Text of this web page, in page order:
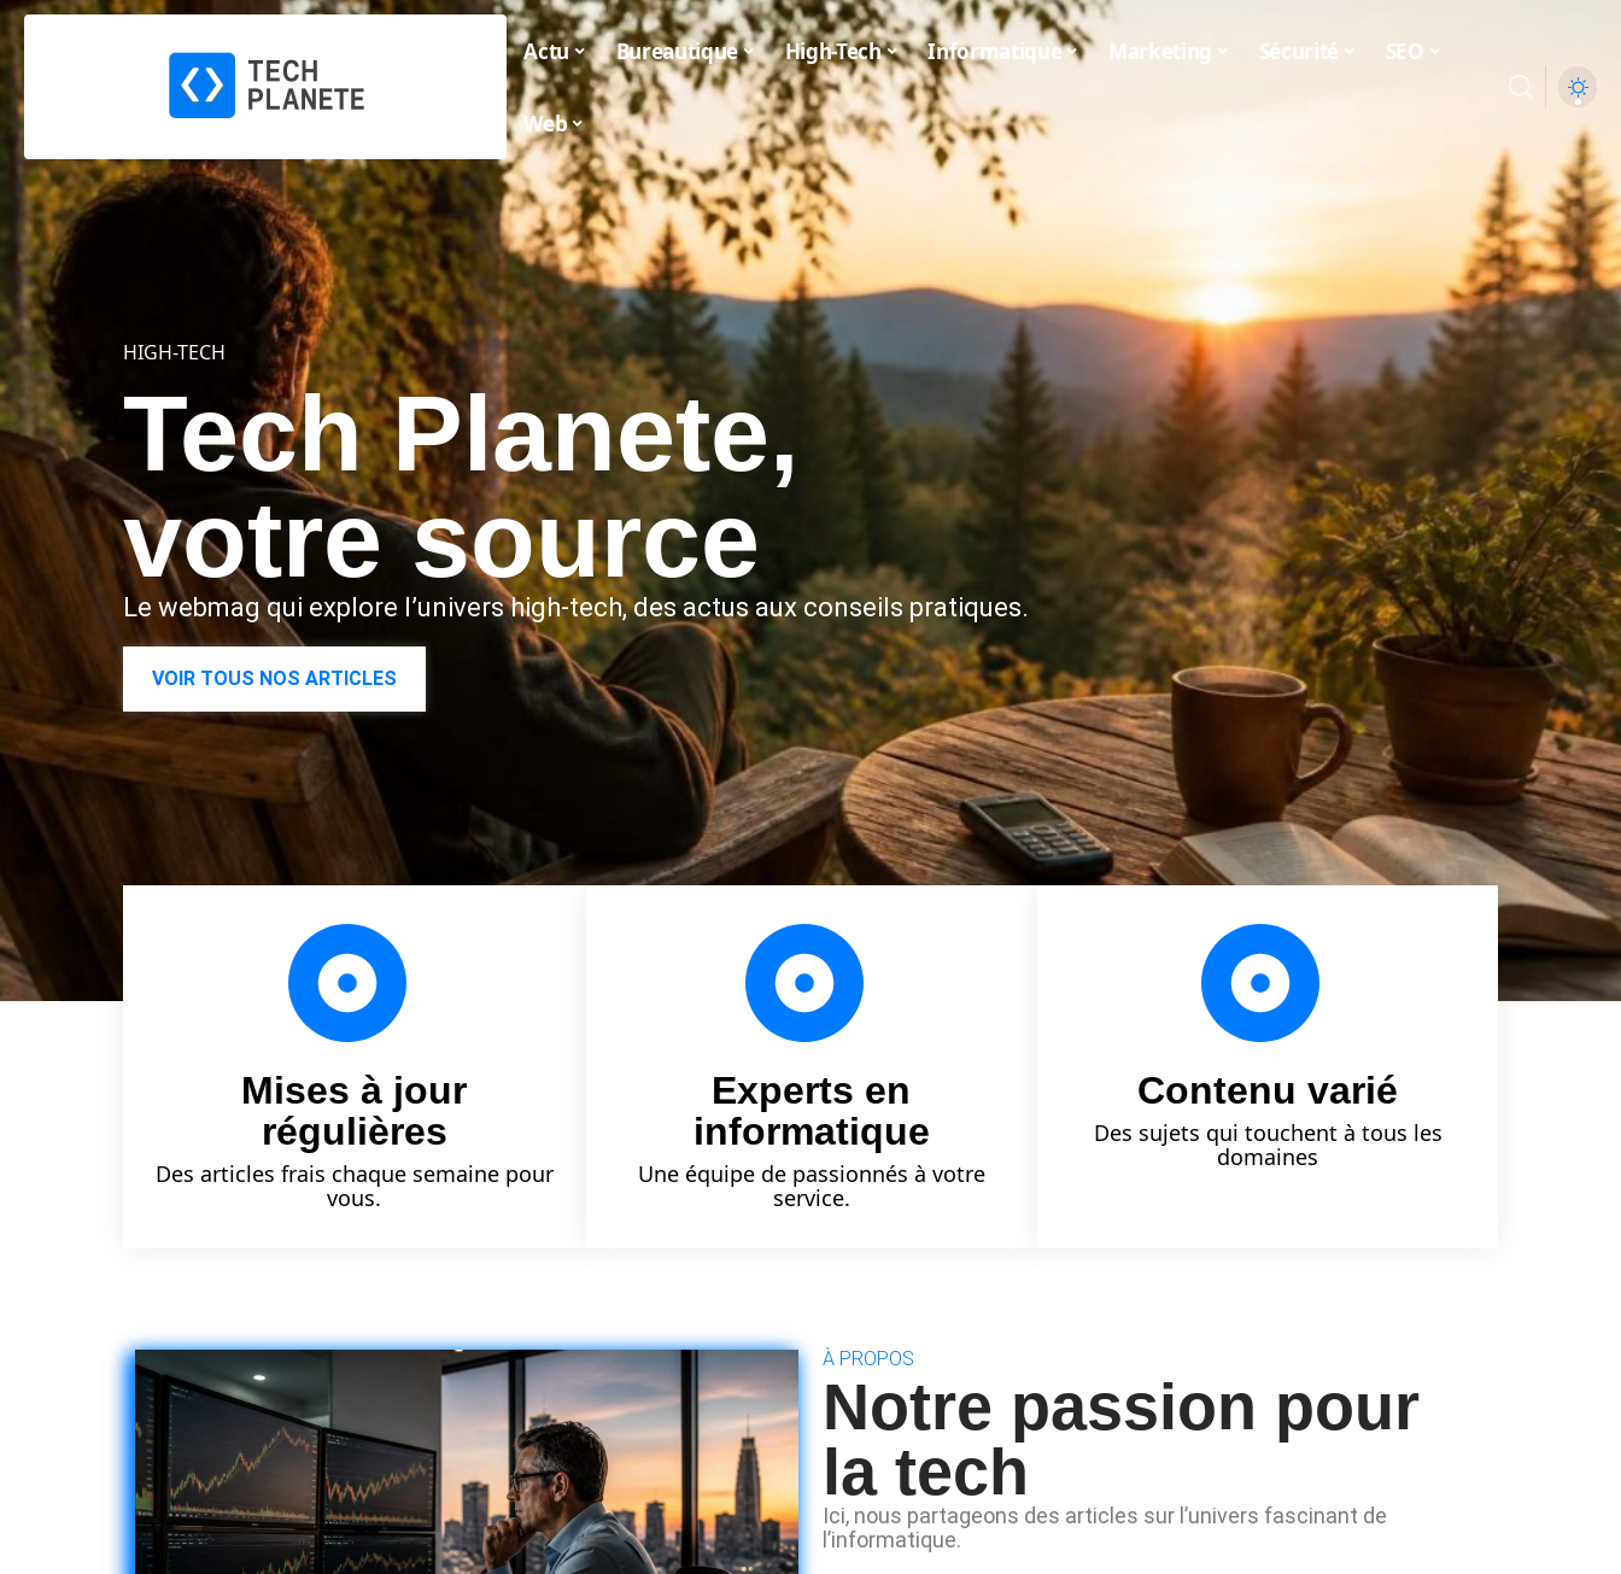
Actu Bureautique High-Tech Informatique Marketing Sécurité SEO
Web
HIGH-TECH
Tech Planete,
votre source
Le webmag qui explore l’univers high-tech, des actus aux conseils pratiques.
VOIR TOUS NOS ARTICLES
Mises à jour
régulières
Des articles frais chaque semaine pour
vous.
Experts en
informatique
Une équipe de passionnés à votre
service.
Contenu varié
Des sujets qui touchent à tous les
domaines
À PROPOS
Notre passion pour
la tech
Ici, nous partageons des articles sur l’univers fascinant de
l’informatique.